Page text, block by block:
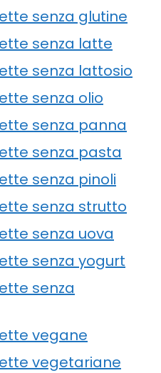
senza glutine
senza latte
senza lattosio
senza olio
senza panna
senza pasta
senza pinoli
senza strutto
senza uova
senza yogurt
senza
vegane
vegetariane